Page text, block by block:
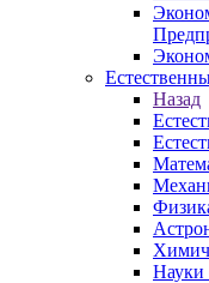
Назад
Науки